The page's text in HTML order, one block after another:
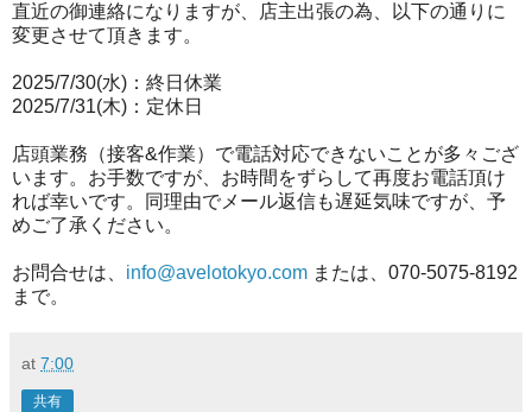
直近の御連絡になりますが、店主出張の為、以下の通りに
変更させて頂きます。
2025/7/30(水)：終日休業
2025/7/31(木)：定休日
店頭業務（接客&作業）で電話対応できないことが多々ござ
います。お手数ですが、お時間をずらして再度お電話頂け
れば幸いです。同理由でメール返信も遅延気味ですが、予
めご了承ください。
お問合せは、 info@avelotokyo.com または、070-5075-8192
まで。
at 7:00
共有